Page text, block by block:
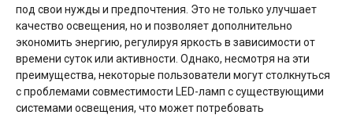
под свои нужды и предпочтения. Это не только улучшает
качество освещения, но и позволяет дополнительно
экономить энергию, регулируя яркость в зависимости от
времени суток или активности. Однако, несмотря на эти
преимущества, некоторые пользователи могут столкнуться
с проблемами совместимости LED-ламп с существующими
системами освещения, что может потребовать